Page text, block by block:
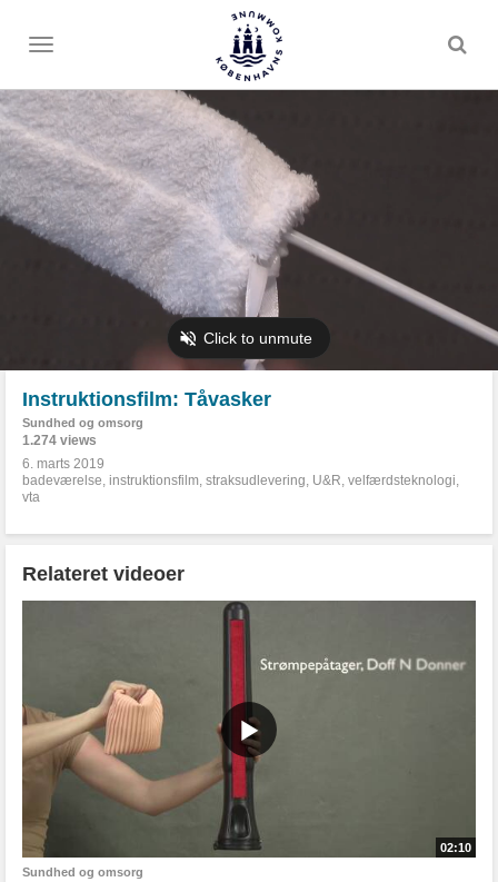
Toggle
Instruktionsfilm: Tåvasker
Sundhed og omsorg
1.274 views
6. marts 2019
badeværelse, instruktionsfilm, straksudlevering, U&R, velfærdsteknologi,
vta
Relateret videoer
02:10
Sundhed og omsorg